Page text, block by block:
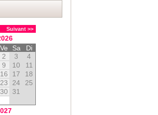
Suivant >>
Ve Sa
Di
2 3
4
9 10
11
16 17
18
23 24
25
30 31